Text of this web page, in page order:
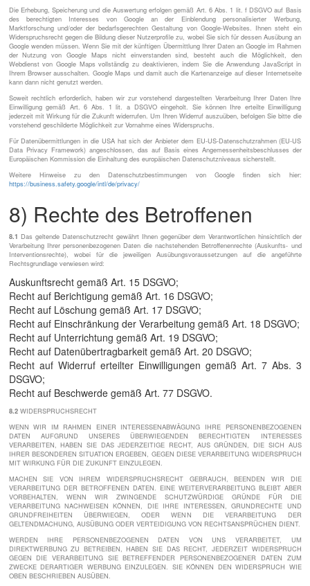
Die Erhebung, Speicherung und die Auswertung erfolgen gemäß Art. 6 Abs. 1 lit. f DSGVO auf Basis
des berechtigten Interesses von Google an der Einblendung personalisierter Werbung,
Marktforschung und/oder der bedarfsgerechten Gestaltung von Google-Websites. Ihnen steht ein
Widerspruchsrecht gegen die Bildung dieser Nutzerprofile zu, wobei Sie sich für dessen Ausübung an
Google wenden müssen. Wenn Sie mit der künftigen Übermittlung Ihrer Daten an Google im Rahmen
der Nutzung von Google Maps nicht einverstanden sind, besteht auch die Möglichkeit, den
Webdienst von Google Maps vollständig zu deaktivieren, indem Sie die Anwendung JavaScript in
Ihrem Browser ausschalten. Google Maps und damit auch die Kartenanzeige auf dieser Internetseite
kann dann nicht genutzt werden.
Soweit rechtlich erforderlich, haben wir zur vorstehend dargestellten Verarbeitung Ihrer Daten Ihre
Einwilligung gemäß Art. 6 Abs. 1 lit. a DSGVO eingeholt. Sie können Ihre erteilte Einwilligung
jederzeit mit Wirkung für die Zukunft widerrufen. Um Ihren Widerruf auszuüben, befolgen Sie bitte die
vorstehend geschilderte Möglichkeit zur Vornahme eines Widerspruchs.
Für Datenübermittlungen in die USA hat sich der Anbieter dem EU-US-Datenschutzrahmen (EU-US
Data Privacy Framework) angeschlossen, das auf Basis eines Angemessenheitsbeschlusses der
Europäischen Kommission die Einhaltung des europäischen Datenschutzniveaus sicherstellt.
Weitere Hinweise zu den Datenschutzbestimmungen von Google finden sich hier:
https://business.safety.google/intl/de/privacy/
8) Rechte des Betroffenen
8.1 Das geltende Datenschutzrecht gewährt Ihnen gegenüber dem Verantwortlichen hinsichtlich der
Verarbeitung Ihrer personenbezogenen Daten die nachstehenden Betroffenenrechte (Auskunfts- und
Interventionsrechte), wobei für die jeweiligen Ausübungsvoraussetzungen auf die angeführte
Rechtsgrundlage verwiesen wird:
Auskunftsrecht gemäß Art. 15 DSGVO;
Recht auf Berichtigung gemäß Art. 16 DSGVO;
Recht auf Löschung gemäß Art. 17 DSGVO;
Recht auf Einschränkung der Verarbeitung gemäß Art. 18 DSGVO;
Recht auf Unterrichtung gemäß Art. 19 DSGVO;
Recht auf Datenübertragbarkeit gemäß Art. 20 DSGVO;
Recht auf Widerruf erteilter Einwilligungen gemäß Art. 7 Abs. 3
DSGVO;
Recht auf Beschwerde gemäß Art. 77 DSGVO.
8.2WIDERSPRUCHSRECHT
WENN WIR IM RAHMEN EINER INTERESSENABWÄGUNG IHRE PERSONENBEZOGENEN
DATEN AUFGRUND UNSERES ÜBERWIEGENDEN BERECHTIGTEN INTERESSES
VERARBEITEN, HABEN SIE DAS JEDERZEITIGE RECHT, AUS GRÜNDEN, DIE SICH AUS
IHRER BESONDEREN SITUATION ERGEBEN, GEGEN DIESE VERARBEITUNG WIDERSPRUCH
MIT WIRKUNG FÜR DIE ZUKUNFT EINZULEGEN.
MACHEN SIE VON IHREM WIDERSPRUCHSRECHT GEBRAUCH, BEENDEN WIR DIE
VERARBEITUNG DER BETROFFENEN DATEN. EINE WEITERVERARBEITUNG BLEIBT ABER
VORBEHALTEN, WENN WIR ZWINGENDE SCHUTZWÜRDIGE GRÜNDE FÜR DIE
VERARBEITUNG NACHWEISEN KÖNNEN, DIE IHRE INTERESSEN, GRUNDRECHTE UND
GRUNDFREIHEITEN ÜBERWIEGEN, ODER WENN DIE VERARBEITUNG DER
GELTENDMACHUNG, AUSÜBUNG ODER VERTEIDIGUNG VON RECHTSANSPRÜCHEN DIENT.
WERDEN IHRE PERSONENBEZOGENEN DATEN VON UNS VERARBEITET, UM
DIREKTWERBUNG ZU BETREIBEN, HABEN SIE DAS RECHT, JEDERZEIT WIDERSPRUCH
GEGEN DIE VERARBEITUNG SIE BETREFFENDER PERSONENBEZOGENER DATEN ZUM
ZWECKE DERARTIGER WERBUNG EINZULEGEN. SIE KÖNNEN DEN WIDERSPRUCH WIE
OBEN BESCHRIEBEN AUSÜBEN.